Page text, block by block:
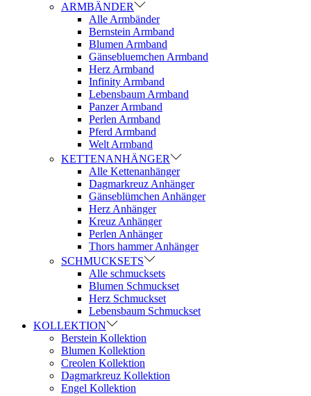
ARMBÄNDER
Alle Armbänder
Bernstein Armband
Blumen Armband
Gänsebluemchen Armband
Herz Armband
Infinity Armband
Lebensbaum Armband
Panzer Armband
Perlen Armband
Pferd Armband
Welt Armband
KETTENANHÄNGER
Alle Kettenanhänger
Dagmarkreuz Anhänger
Gänseblümchen Anhänger
Herz Anhänger
Kreuz Anhänger
Perlen Anhänger
Thors hammer Anhänger
SCHMUCKSETS
Alle schmucksets
Blumen Schmuckset
Herz Schmuckset
Lebensbaum Schmuckset
KOLLEKTION
Berstein Kollektion
Blumen Kollektion
Creolen Kollektion
Dagmarkreuz Kollektion
Engel Kollektion